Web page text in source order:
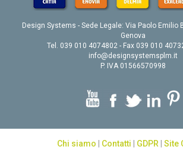
Design Systems - Sede Legale: Via Paolo Emilio
Genova
Tel. 039 010 4074802 - Fax 039 010
info@designsystemsplm.it
P. IVA 01566570998
Chi siamo Contatti GDPR
Site